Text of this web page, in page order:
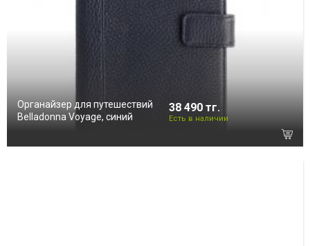
Органайзер для путешествий
Belladonna Voyage, синий
38 490 тг.
Есть в наличии